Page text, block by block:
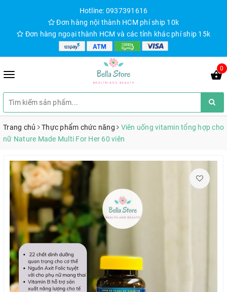
Hotline: 0937391616
Đơn hàng nội thành HCM phí ship 10k
Đơn hàng ngoại thành HCM và các tỉnh khác phí ship 15k
0
Trang chủ Thực phẩm chức năng
Viên uống vitamin tổng hợp cho
nữ Nature Made Multi For Her 60 viên